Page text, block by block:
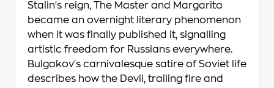
Stalin's reign, The Master and Margarita
became an overnight literary phenomenon
when it was finally published it, signalling
artistic freedom for Russians everywhere.
Bulgakov's carnivalesque satire of Soviet life
describes how the Devil, trailing fire and